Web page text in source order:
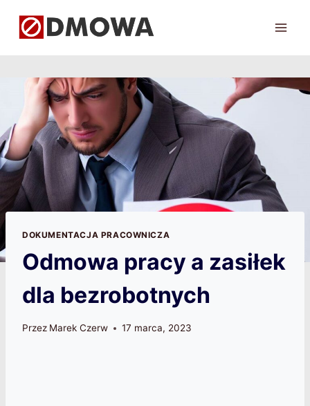
DOKUMENTACJA PRACOWNICZA
Odmowa pracy a zasiłek
dla bezrobotnych
Przez Marek Czerw 17 marca, 2023